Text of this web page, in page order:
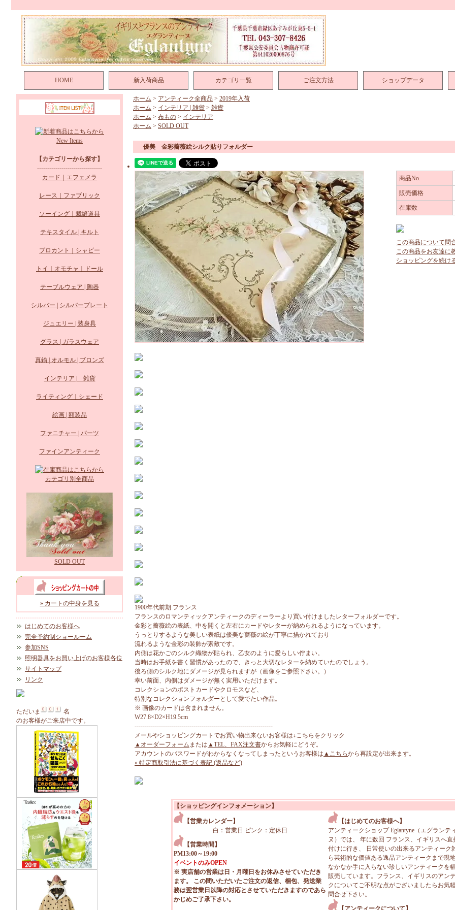
HOME 新入荷商品 カテゴリ一覧 ご注文方法 ショップデータ
New Items
【カテゴリーから探す】
--------------------------------
カード｜エフェメラ
レース｜ファブリック
ソーイング｜裁縫道具
テキスタイル | キルト
ブロカント｜シャビー
トイ｜オモチャ｜ドール
テーブルウェア | 陶器
シルバー | シルバープレート
ジュエリー | 装身具
グラス | ガラスウェア
真鍮 | オルモル | ブロンズ
インテリア | 雑貨
ライティング｜シェード
絵画 | 額装品
ファニチャー | パーツ
ファインアンティーク
カテゴリ別全商品
SOLD OUT
» カートの中身を見る
はじめてのお客様へ
完全予約制ショールーム
参加SNS
照明器具をお買い上げのお客様各位
サイトマップ
リンク
ただいま
名
のお客様がご来店中です。
ホーム > アンティーク全商品 > 2019年入荷
ホーム > インテリア | 雑貨 > 雑貨
ホーム > 布もの > インテリア
ホーム > SOLD OUT
優美 金彩薔薇絵シルク貼りフォルダー
商品No.
販売価格
在庫数
この商品について問
この商品をお友達に
ショッピングを続け
1900年代前期 フランス
フランスのロマンティックアンティークのディーラーより買い付けましたレターフォルダーです。
金彩と薔薇絵の表紙、中を開くと左右にカードやレターが納められるようになっています。
うっとりするような美しい表紙は優美な薔薇の絵が丁寧に描かれており
流れるような金彩の装飾が素敵です。
内側は花かごのシルク織物が貼られ、乙女のように愛らしい佇まい。
当時はお手紙を書く習慣があったので、きっと大切なレターを納めていたのでしょう。
後ろ側のシルク地にダメージが見られますが（画像をご参照下さい。）
幸い前面、内側はダメージが無く実用いただけます。
コレクションのポストカードやクロモスなど、
特別なコレクションフォルダーとして愛でたい作品。
※ 画像のカードは含まれません。
W27.8×D2×H19.5cm
--------------------------------------------------------------------
メールやショッピングカートでお買い物出来ないお客様は↓こちらをクリック
▲オーダーフォーム または ▲TEL、FAX注文書からお気軽にどうぞ。
アカウントのパスワードがわからなくなってしまったというお客様は ▲こちらから再設定が出来ます。
» 特定商取引法に基づく表記 (返品など)
【ショッピングインフォメーション】
【営業カレンダー】
白：営業日 ピンク：定休日
【営業時間】
PM13:00～19:00
イベントのみOPEN
※ 実店舗の営業は日・月曜日をお休みさせていただき
ます。 この間いただいたご注文の返信、梱包、発送業
務は翌営業日以降の対応とさせていただきますのであら
かじめご了承下さい。
【はじめてのお客様へ】
アンティークショップ Eglantyne（エグランテ
ヌ）では、 年に数回 フランス、イギリスへ直
付けに行き、 日常使いの出来るアンティーク
ら芸術的な価値ある逸品アンティークまで現
なかなか手に入らない珍しいアンティークを
販売しています。フランス、イギリスのアン
クについてご不明な点がございましたらお気
問合せ下さい。
【アンティークについて】